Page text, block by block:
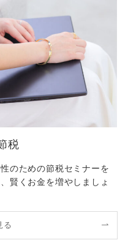
税
のための節税セミナーを
賢くお金を増やしましょ
る